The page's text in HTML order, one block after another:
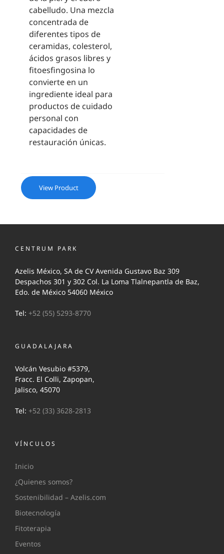
cabelludo. Una mezcla
concentrada de
diferentes tipos de
ceramidas, colesterol,
ácidos grasos libres y
fitoesfingosina lo
convierte en un
ingrediente ideal para
productos de cuidado
personal con
capacidades de
restauración únicas.
View Product
CENTRUM PARK
Azelis México, SA de CV Avenida Gustavo Baz 309
Despachos 301 y 302 Col. La Loma Tlalnepantla de Baz,
Edo. de México 54060 México
Tel: +52 (55) 5293-8770
GUADALAJARA
Volcán Vesubio #5379,
Fracc. El Colli, Zapopan,
Jalisco, 45070
Tel: +52 (33) 3628-2813
VÍNCULOS
Inicio
¿Quienes somos?
Sostenibilidad – Azelis.com
Biotecnología
Fitoterapia
Eventos